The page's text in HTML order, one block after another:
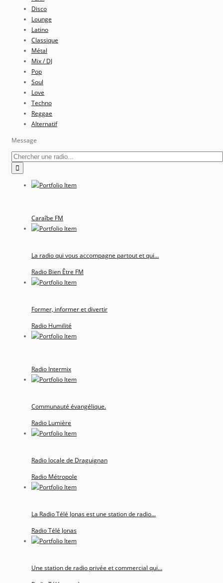
Disco
Lounge
Latino
Classique
Métal
Mix / DJ
Pop
Soul
Love
Techno
Reggae
Alternatif
Message
Caraîbe FM
La radio qui vous accompagne partout et qui...
Radio Bien Être FM
Former, informer et divertir
Radio Humilité
Radio Intermix
Communauté évangélique.
Radio Lumière
Radio locale de Draguignan
Radio Métropole
La Radio Télé Jonas est une station de radio...
Radio Télé Jonas
Une station de radio privée et commercial qui...